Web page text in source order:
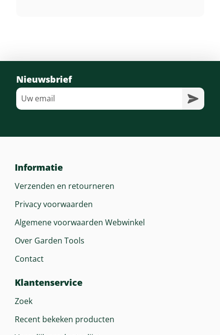
Nieuwsbrief
Informatie
Verzenden en retourneren
Privacy voorwaarden
Algemene voorwaarden Webwinkel
Over Garden Tools
Contact
Klantenservice
Zoek
Recent bekeken producten